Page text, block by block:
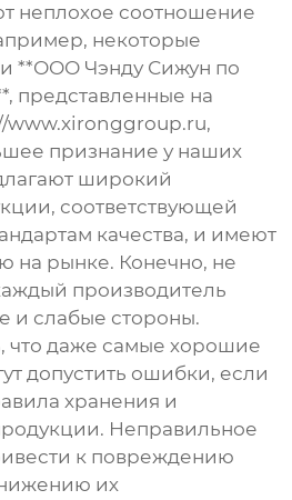
неплохое соотношение
некоторые
**ООО Чэнду Сижун по
представленные на
www.xironggroup.ru,
признание у наших
широкий
соответствующей
качества, и имеют
на рынке. Конечно, не
производитель
и слабые стороны.
что даже самые хорошие
допустить ошибки, если
хранения и
Неправильное
к повреждению
их